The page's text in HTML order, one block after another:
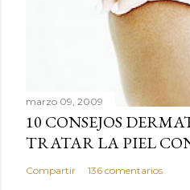
o
m
e
n
marzo 09, 2009
10 CONSEJOS
TRATAR LA PIEL
Compartir 136 comentarios